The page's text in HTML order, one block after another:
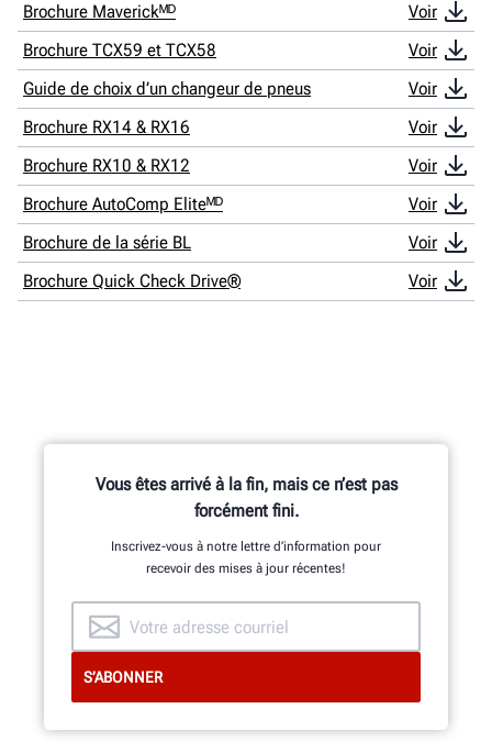
Brochure Maverickᴹᴰ
Voir
Brochure TCX59 et TCX58
Voir
Guide de choix d’un changeur de pneus
Voir
Brochure RX14 & RX16
Voir
Brochure RX10 & RX12
Voir
Brochure AutoComp Eliteᴹᴰ
Voir
Brochure de la série BL
Voir
Brochure Quick Check Drive®
Voir
Vous êtes arrivé à la fin, mais ce n’est pas
forcément fini.
Inscrivez-vous à notre lettre d’information pour
recevoir des mises à jour récentes!